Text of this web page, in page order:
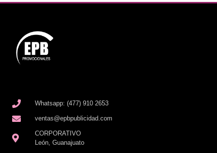
Whatsapp: (477) 910 2653
ventas@epbpublicidad.com
CORPORATIVO
León, Guanajuato